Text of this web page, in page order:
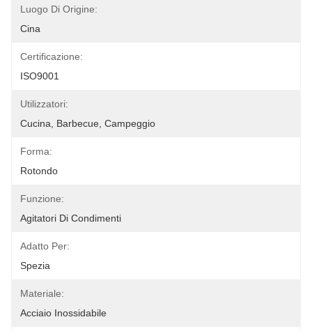
Luogo Di Origine:
Cina
Certificazione:
ISO9001
Utilizzatori:
Cucina, Barbecue, Campeggio
Forma:
Rotondo
Funzione:
Agitatori Di Condimenti
Adatto Per:
Spezia
Materiale:
Acciaio Inossidabile